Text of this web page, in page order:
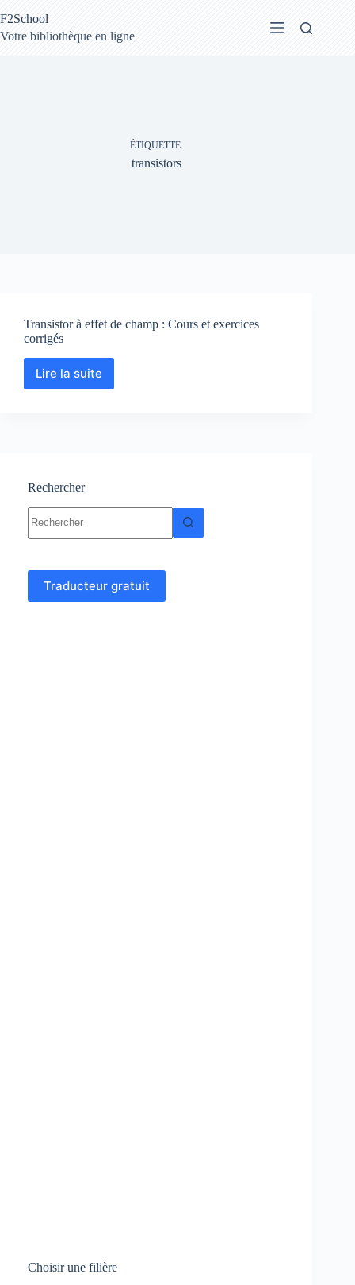
au
contenu
F2School
Votre bibliothèque en ligne
ÉTIQUETTE
transistors
Transistor à effet de champ : Cours et exercices
corrigés
Lire la suite
Transistor
et
corrigés
Rechercher
résultat
Traducteur gratuit
Choisir une filière